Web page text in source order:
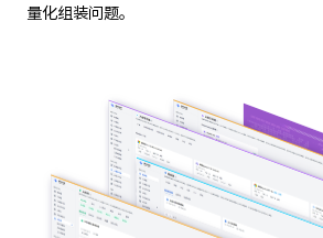
量化组装问题。